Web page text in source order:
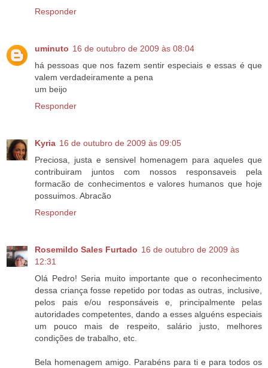
Responder
uminuto 16 de outubro de 2009 às 08:04
há pessoas que nos fazem sentir especiais e essas é que
valem verdadeiramente a pena
um beijo
Responder
Kyria 16 de outubro de 2009 às 09:05
Preciosa, justa e sensivel homenagem para aqueles que
contribuiram juntos com nossos responsaveis pela
formacão de conhecimentos e valores humanos que hoje
possuimos. Abracão
Responder
Rosemildo Sales Furtado 16 de outubro de 2009 às
12:31
Olá Pedro! Seria muito importante que o reconhecimento
dessa criança fosse repetido por todas as outras, inclusive,
pelos pais e/ou responsáveis e, principalmente pelas
autoridades competentes, dando a esses alguéns especiais
um pouco mais de respeito, salário justo, melhores
condições de trabalho, etc.
Bela homenagem amigo. Parabéns para ti e para todos os